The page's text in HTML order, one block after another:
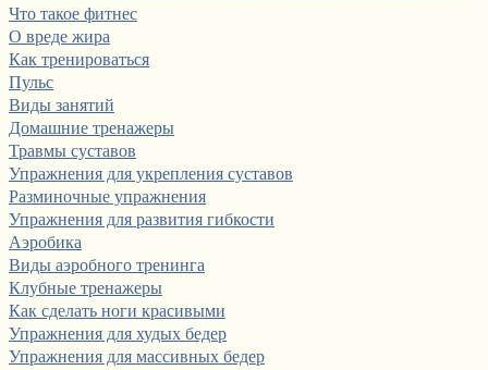
Что такое фитнес
О вреде жира
Как тренироваться
Пульс
Виды занятий
Домашние тренажеры
Травмы суставов
Упражнения для укрепления суставов
Разминочные упражнения
Упражнения для развития гибкости
Аэробика
Виды аэробного тренинга
Клубные тренажеры
Как сделать ноги красивыми
Упражнения для худых бедер
Упражнения для массивных бедер